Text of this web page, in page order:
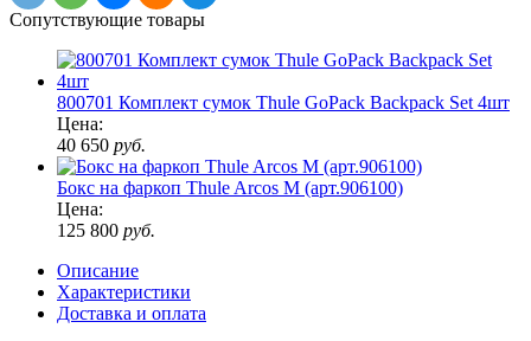
Сопутствующие товары
800701 Комплект сумок Thule GoPack Backpack Set 4шт
Цена:
40 650 руб.
Бокс на фаркоп Thule Arcos M (арт.906100)
Цена:
125 800 руб.
Описание
Характеристики
Доставка и оплата